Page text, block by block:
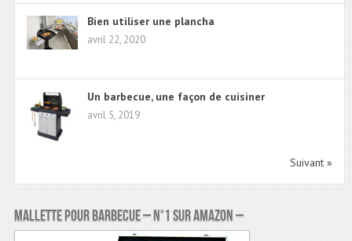
Bien utiliser une plancha
avril 22, 2020
Un barbecue, une façon de cuisiner
avril 5, 2019
Suivant »
Mallette pour barbecue – N°1 sur Amazon –